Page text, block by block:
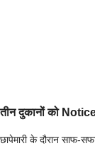
तीन दुकानों को
छापेमारी के दौरान साफ-